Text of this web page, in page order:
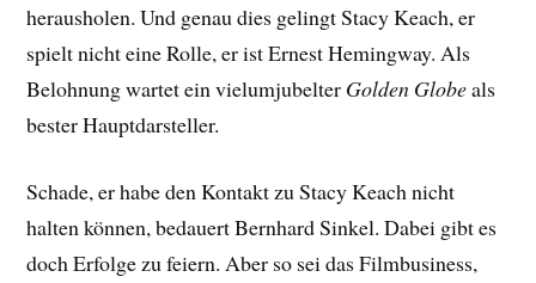
herausholen. Und genau dies gelingt Stacy Keach, er
spielt nicht eine Rolle, er ist Ernest Hemingway. Als
Belohnung wartet ein vielumjubelter Golden Globeals
bester Hauptdarsteller.
Schade, er habe den Kontakt zu Stacy Keach nicht
halten können, bedauert Bernhard Sinkel. Dabei gibt es
doch Erfolge zu feiern. Aber so sei das Filmbusiness,